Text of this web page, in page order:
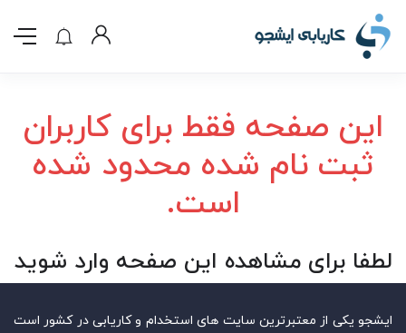
این صفحه فقط برای کاربران
ثبت نام شده محدود شده
است.
لطفا برای مشاهده این صفحه وارد شوید
ایشجو یکی از معتبرترین سایت‌ های استخدام و کاریابی در کشور است